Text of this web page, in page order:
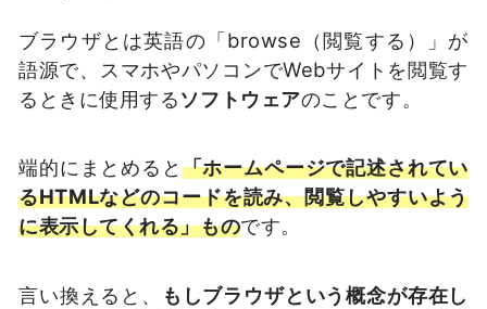
ブラウザとは英語の「browse（閲覧する）」が
語源で、スマホやパソコンでWebサイトを閲覧す
るときに使用するソフトウェアのことです。
端的にまとめると 「ホームページで記述されてい
るHTMLなどのコードを読み、閲覧しやすいよう
に表示してくれる」ものです。
言い換えると、
もしブラウザという概念が存在し